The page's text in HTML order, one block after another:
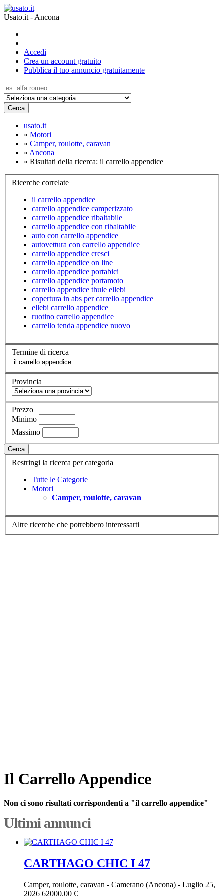
Usato.it - Ancona
Accedi
Crea un account gratuito
Pubblica il tuo annuncio gratuitamente
Cerca
usato.it
» Motori
» Camper, roulotte, caravan
» Ancona
» Risultati della ricerca: il carrello appendice
Ricerche correlate
il carrello appendice
carrello appendice camperizzato
carrello appendice ribaltabile
carrello appendice con ribaltabile
auto con carrello appendice
autovettura con carrello appendice
carrello appendice cresci
carrello appendice on line
carrello appendice portabici
carrello appendice portamoto
carrello appendice thule ellebi
copertura in abs per carrello appendice
ellebi carrello appendice
ruotino carrello appendice
carrello tenda appendice nuovo
Termine di ricerca
Provincia
Prezzo
Minimo
Massimo
Cerca
Restringi la ricerca per categoria
Tutte le Categorie
Motori
Camper, roulotte, caravan
Altre ricerche che potrebbero interessarti
Il Carrello Appendice
Non ci sono risultati corrispondenti a "il carrello appendice"
Ultimi annunci
CARTHAGO CHIC I 47
Camper, roulotte, caravan - Camerano (Ancona) - Luglio 25,
2026 62000.00 €